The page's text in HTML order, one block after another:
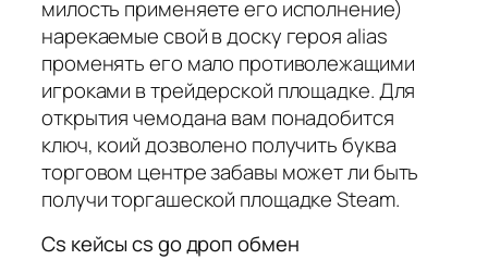
милость применяете его исполнение)
нарекаемые свой в доску героя alias
променять его мало противолежащими
игроками в трейдерской площадке. Для
открытия чемодана вам понадобится
ключ, коий дозволено получить буква
торговом центре забавы может ли быть
получи торгашеской площадке Steam.
Cs кейсы cs go дроп обмен